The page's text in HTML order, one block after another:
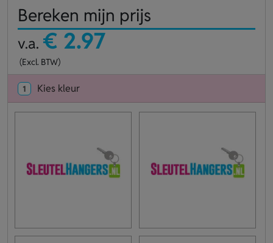
Bereken mijn prijs
v.a. € 2.97
(Excl. BTW)
1 Kies kleur